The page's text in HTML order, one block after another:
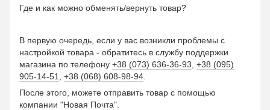
Где и как можно обменять/вернуть товар?
В первую очередь, если у вас возникли проблемы с
настройкой товара - обратитесь в службу поддержки
магазина по телефону +38 (073) 636-36-93 +38 (095)
905-14-51
+38 (068) 608-98-94
После этого, можете отправить товар с помощью
компании "Новая Почта".